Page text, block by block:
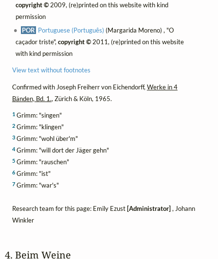
copyright ©2009, (re)printed on this website with kind
permission
POR Portuguese (Português) (Margarida Moreno) , "O
caçador triste",copyright ©2011, (re)printed on this website
with kind permission
View text without footnotes
Confirmed with Joseph Freiherr von Eichendorff, Werke in 4
Bänden, Bd. 1., Zürich & Köln, 1965.
1Grimm: "singen"
2Grimm: "klingen"
3Grimm: "wohl über'm"
4Grimm: "will dort der Jäger gehn"
5Grimm: "rauschen"
6Grimm: "ist"
7Grimm: "war's"
Research team for this page: Emily Ezust [Administrator] , Johann
Winkler
4. Beim Weine